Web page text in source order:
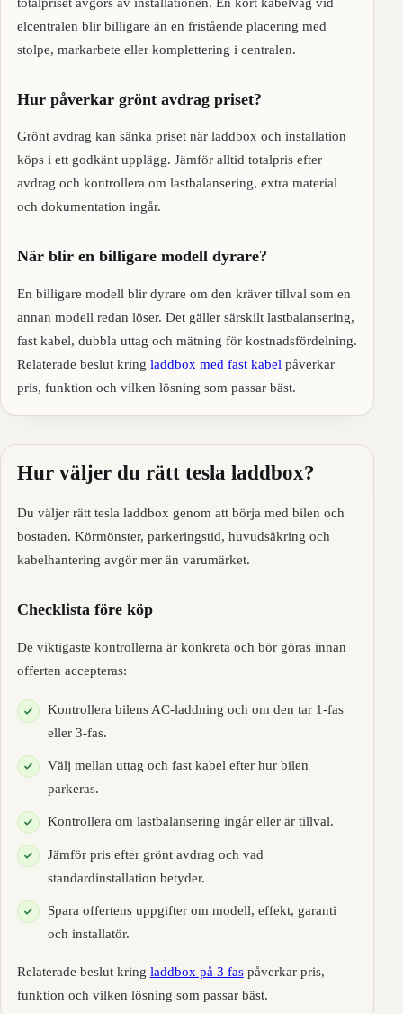
elcentralen blir billigare än en fristående placering med
stolpe, markarbete eller komplettering i centralen.
Hur påverkar grönt avdrag priset?
Grönt avdrag kan sänka priset när laddbox och installation
köps i ett godkänt upplägg. Jämför alltid totalpris efter
avdrag och kontrollera om lastbalansering, extra material
och dokumentation ingår.
När blir en billigare modell dyrare?
En billigare modell blir dyrare om den kräver tillval som en
annan modell redan löser. Det gäller särskilt lastbalansering,
fast kabel, dubbla uttag och mätning för kostnadsfördelning.
Relaterade beslut kring laddbox med fast kabel påverkar
pris, funktion och vilken lösning som passar bäst.
Hur väljer du rätt tesla laddbox?
Du väljer rätt tesla laddbox genom att börja med bilen och
bostaden. Körmönster, parkeringstid, huvudsäkring och
kabelhantering avgör mer än varumärket.
Checklista före köp
De viktigaste kontrollerna är konkreta och bör göras innan
offerten accepteras:
Kontrollera bilens AC-laddning och om den tar 1-fas
eller 3-fas.
Välj mellan uttag och fast kabel efter hur bilen
parkeras.
Kontrollera om lastbalansering ingår eller är tillval.
Jämför pris efter grönt avdrag och vad
standardinstallation betyder.
Spara offertens uppgifter om modell, effekt, garanti
och installatör.
Relaterade beslut kring laddbox på 3 faspåverkar pris,
funktion och vilken lösning som passar bäst.